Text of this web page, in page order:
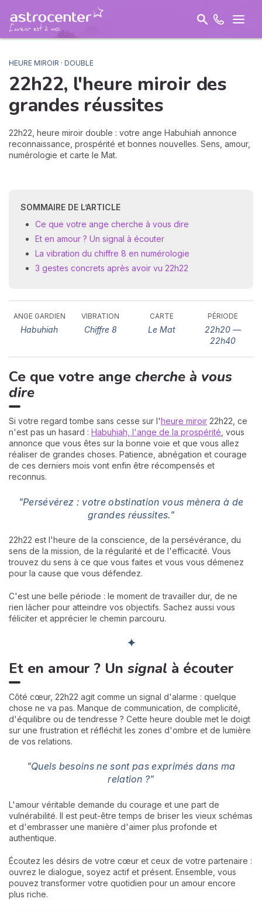
HEURE MIROIR · DOUBLE
22h22, l'heure miroir des
grandes réussites
22h22, heure miroir double : votre ange Habuhiah annonce
reconnaissance, prospérité et bonnes nouvelles. Sens, amour,
numérologie et carte le Mat.
SOMMAIRE DE L’ARTICLE
Ce que votre ange cherche à vous dire
Et en amour ? Un signal à écouter
La vibration du chiffre 8 en numérologie
3 gestes concrets après avoir vu 22h22
ANGE GARDIEN
Habuhiah
VIBRATION
Chiffre 8
CARTE
Le Mat
PÉRIODE
22h20 —
22h40
Ce que votre ange cherche à vous
dire
Si votre regard tombe sans cesse sur l'heure miroir 22h22, ce
n'est pas un hasard : Habuhiah, l'ange de la prospérité, vous
annonce que vous êtes sur la bonne voie et que vous allez
réaliser de grandes choses. Patience, abnégation et courage
de ces derniers mois vont enfin être récompensés et
reconnus.
"Persévérez : votre obstination vous mènera à de
grandes réussites."
22h22 est l'heure de la conscience, de la persévérance, du
sens de la mission, de la régularité et de l'efficacité. Vous
trouvez du sens à ce que vous faites et vous vous démenez
pour la cause que vous défendez.
C'est une belle période : le moment de travailler dur, de ne
rien lâcher pour atteindre vos objectifs. Sachez aussi vous
féliciter et apprécier le chemin parcouru.
✦
Et en amour ? Un signal à écouter
Côté cœur, 22h22 agit comme un signal d'alarme : quelque
chose ne va pas. Manque de communication, de complicité,
d'équilibre ou de tendresse ? Cette heure double met le doigt
sur une frustration et réfléchit les zones d'ombre et de lumière
de vos relations.
"Quels besoins ne sont pas exprimés dans ma
relation ?"
L'amour véritable demande du courage et une part de
vulnérabilité. Il est peut-être temps de briser les vieux schémas
et d'embrasser une manière d'aimer plus profonde et
authentique.
Écoutez les désirs de votre cœur et ceux de votre partenaire :
ouvrez le dialogue, soyez actif et présent. Ensemble, vous
pouvez transformer votre quotidien pour un amour encore
plus riche.